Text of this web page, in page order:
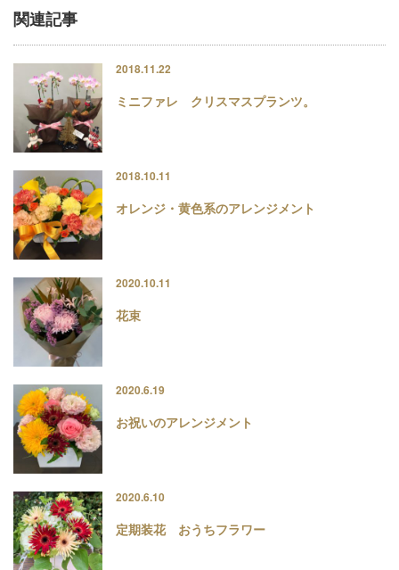
関連記事
2018.11.22
ミニファレ クリスマスプランツ。
2018.10.11
オレンジ・黄色系のアレンジメント
2020.10.11
花束
2020.6.19
お祝いのアレンジメント
2020.6.10
定期装花 おうちフラワー